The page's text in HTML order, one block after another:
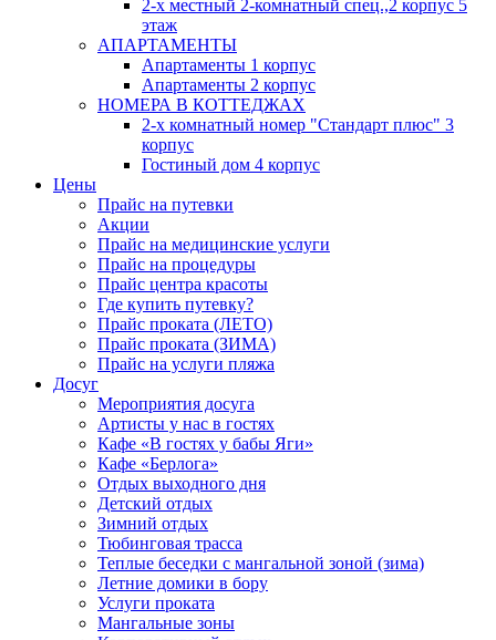
2-х местный 2-комнатный спец.,2 корпус 5
этаж
АПАРТАМЕНТЫ
Апартаменты 1 корпус
Апартаменты 2 корпус
НОМЕРА В КОТТЕДЖАХ
2-х комнатный номер "Стандарт плюс" 3
корпус
Гостиный дом 4 корпус
Цены
Прайс на путевки
Акции
Прайс на медицинские услуги
Прайс на процедуры
Прайс центра красоты
Где купить путевку?
Прайс проката (ЛЕТО)
Прайс проката (ЗИМА)
Прайс на услуги пляжа
Досуг
Мероприятия досуга
Артисты у нас в гостях
Кафе «В гостях у бабы Яги»
Кафе «Берлога»
Отдых выходного дня
Детский отдых
Зимний отдых
Тюбинговая трасса
Теплые беседки с мангальной зоной (зима)
Летние домики в бору
Услуги проката
Мангальные зоны